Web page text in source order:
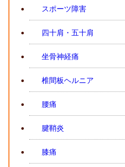
スポーツ障害
四十肩・五十肩
坐骨神経痛
椎間板ヘルニア
腰痛
腱鞘炎
膝痛